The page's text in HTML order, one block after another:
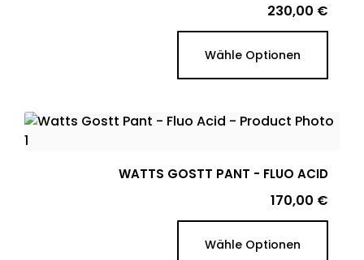
Preis
230,00 €
Wähle Optionen
WATTS GOSTT PANT - FLUO ACID
Preis
170,00 €
Wähle Optionen